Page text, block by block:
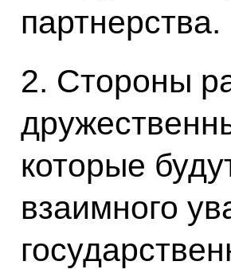
партнерства.
2. Стороны
которые
взаимного